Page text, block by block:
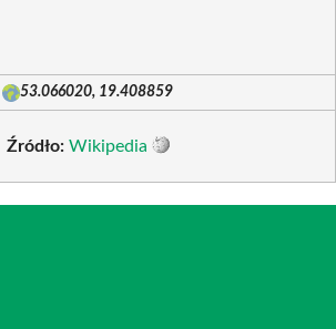
53.066020, 19.408859
Źródło: Wikipedia